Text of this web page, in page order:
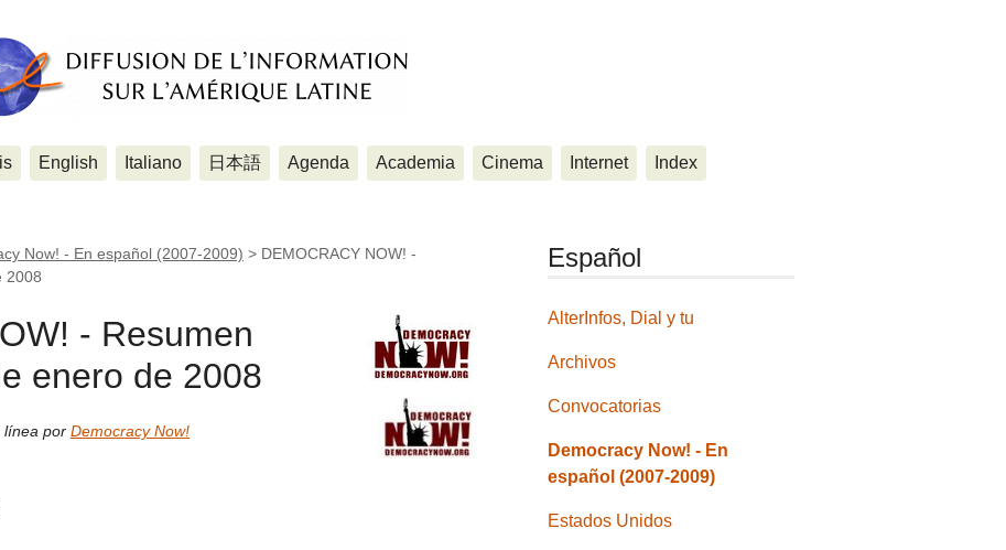
English Italiano 日本語 Agenda Academia Cinema Internet Index
Now! - En español (2007-2009) > DEMOCRACY NOW! -
2008
- Resumen
enero de 2008
línea por Democracy Now!
Español
AlterInfos, Dial y tu
Archivos
Convocatorias
Democracy Now! - En
español (2007-2009)
Estados Unidos